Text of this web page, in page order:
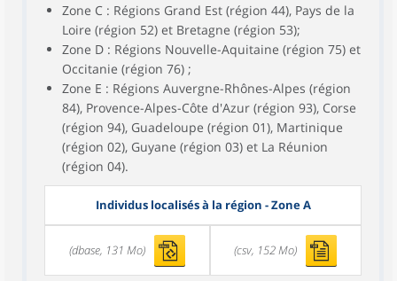
Zone C : Régions Grand Est (région 44), Pays de la
Loire (région 52) et Bretagne (région 53);
Zone D : Régions Nouvelle-Aquitaine (région 75) et
Occitanie (région 76) ;
Zone E : Régions Auvergne-Rhônes-Alpes (région
84), Provence-Alpes-Côte d'Azur (région 93), Corse
(région 94), Guadeloupe (région 01), Martinique
(région 02), Guyane (région 03) et La Réunion
(région 04).
Individus localisés à la région - Zone A
(dbase, 131 Mo) (csv, 152 Mo)